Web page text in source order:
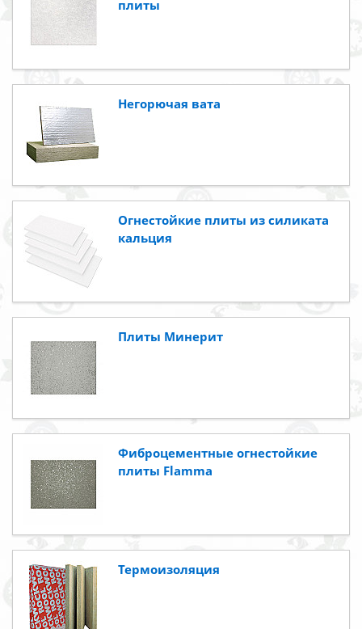
плиты
Негорючая вата
Огнестойкие плиты из силиката
кальция
Плиты Минерит
Фиброцементные огнестойкие
плиты Flamma
Термоизоляция